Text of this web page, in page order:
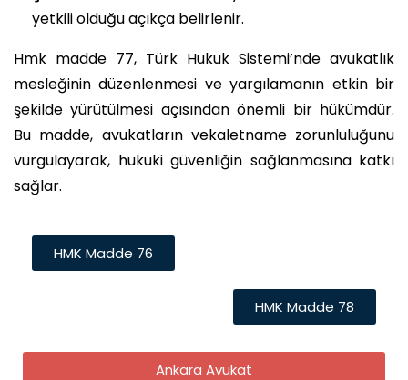
yetkili olduğu açıkça belirlenir.
Hmk madde 77, Türk Hukuk Sistemi’nde avukatlık
mesleğinin düzenlenmesi ve yargılamanın etkin bir
şekilde yürütülmesi açısından önemli bir hükümdür.
Bu madde, avukatların vekaletname zorunluluğunu
vurgulayarak, hukuki güvenliğin sağlanmasına katkı
sağlar.
HMK Madde 76
HMK Madde 78
Ankara Avukat